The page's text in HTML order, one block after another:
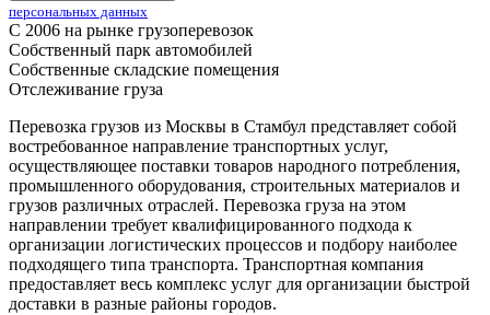
персональных данных
С 2006 на рынке грузоперевозок
Собственный парк автомобилей
Собственные складские помещения
Отслеживание груза
Перевозка грузов из Москвы в Стамбул представляет собой
востребованное направление транспортных услуг,
осуществляющее поставки товаров народного потребления,
промышленного оборудования, строительных материалов и
грузов различных отраслей. Перевозка груза на этом
направлении требует квалифицированного подхода к
организации логистических процессов и подбору наиболее
подходящего типа транспорта. Транспортная компания
предоставляет весь комплекс услуг для организации быстрой
доставки в разные районы городов.